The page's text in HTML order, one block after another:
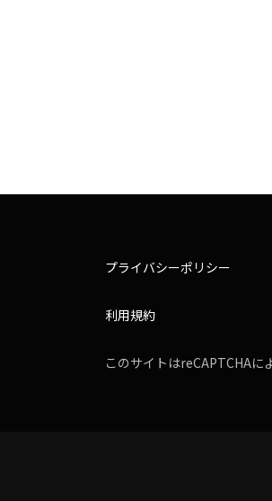
プライバシーポリシー
利用規約
このサイトはreCAPTCHAに